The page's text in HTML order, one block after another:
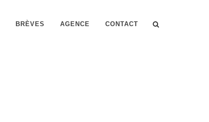
BRÈVES AGENCE CONTACT